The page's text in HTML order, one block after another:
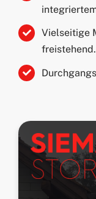
Vielseitige
freistehend.